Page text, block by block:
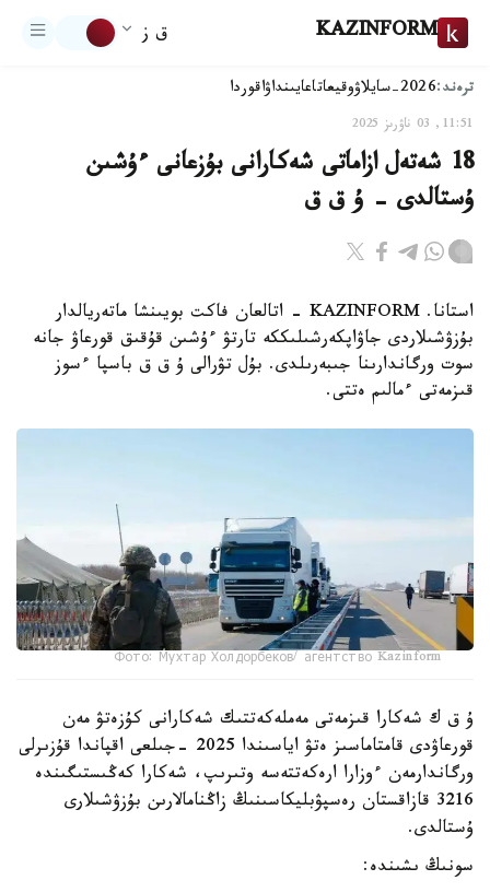
KAZINFORM ق ز
ترەند:2026-سايلاۋ وقيعاتاعايىنداۋاقوردا
11:51, 03 ناۋرىز 2025
18 شەتەل ازاماتى شەكارانى بۇزعانى ءۇشىن
ۇستالدى - ۇ ق ق
استانا. KAZINFORM - اتالعان فاكت بويىنشا ماتەريالدار
بۇزۋشىلاردى جاۋاپكەرشىلىككە تارتۋ ءۇشىن قۇقىق قورعاۋ جانە
سوت ورگاندارىنا جىبەرىلدى. بۇل تۋرالى ۇ ق ق باسپا ءسوز
قىزمەتى ءمالىم ەتتى.
Фото: Мухтар Холдорбеков/ агентство Kazinform
ۇ ق ك شەكارا قىزمەتى مەملەكەتتىك شەكارانى كۇزەتۋ مەن
قورعاۋدى قامتاماسىز ەتۋ اياسىندا 2025 -جىلعى اقپاندا قۇزىرلى
ورگاندارمەن ءوزارا ارەكەتتەسە وتىرىپ، شەكارا كەڭىستىگىندە
3216 قازاقستان رەسپۋبليكاسىنىڭ زاڭنامالارىن بۇزۋشىلارى
ۇستالدى.
سونىڭ ىشىندە: